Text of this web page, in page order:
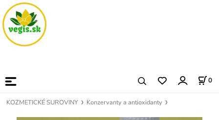
0
KOZMETICKÉ SUROVINY Konzervanty a antioxidanty